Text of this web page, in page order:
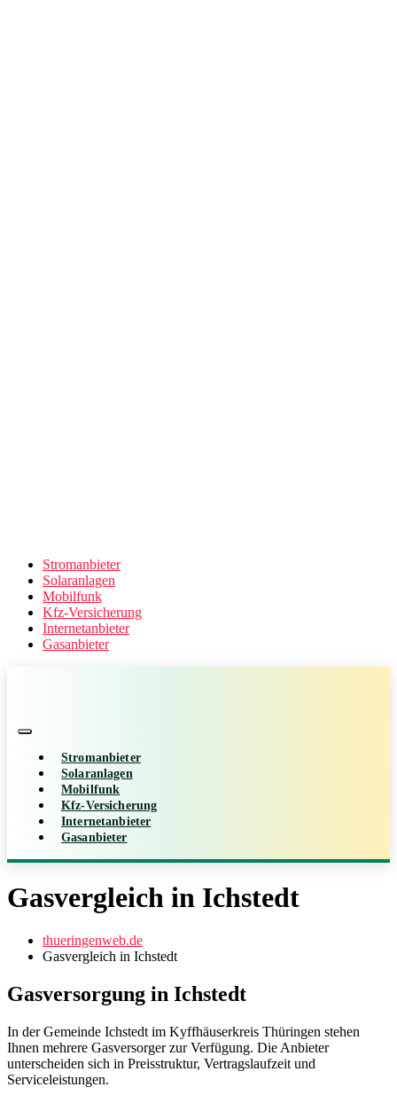
Stromanbieter
Solaranlagen
Mobilfunk
Kfz-Versicherung
Internetanbieter
Gasanbieter
Stromanbieter
Solaranlagen
Mobilfunk
Kfz-Versicherung
Internetanbieter
Gasanbieter
Gasvergleich in Ichstedt
thueringenweb.de
Gasvergleich in Ichstedt
Gasversorgung in Ichstedt
In der Gemeinde Ichstedt im Kyffhäuserkreis Thüringen stehen
Ihnen mehrere Gasversorger zur Verfügung. Die Anbieter
unterscheiden sich in Preisstruktur, Vertragslaufzeit und
Serviceleistungen.